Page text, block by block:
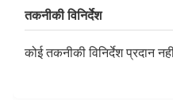
तकनीकी विनिर्देश
कोई तकनीकी विनिर्देश प्रदान